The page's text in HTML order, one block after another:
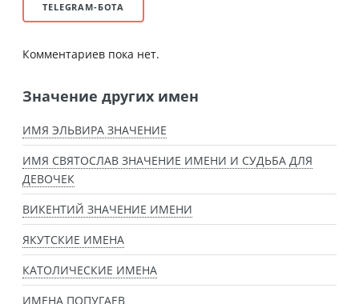
TELEGRAM-БОТА
Комментариев пока нет.
Значение других имен
ИМЯ ЭЛЬВИРА ЗНАЧЕНИЕ
ИМЯ СВЯТОСЛАВ ЗНАЧЕНИЕ ИМЕНИ И СУДЬБА ДЛЯ
ДЕВОЧЕК
ВИКЕНТИЙ ЗНАЧЕНИЕ ИМЕНИ
ЯКУТСКИЕ ИМЕНА
КАТОЛИЧЕСКИЕ ИМЕНА
ИМЕНА ПОПУГАЕВ